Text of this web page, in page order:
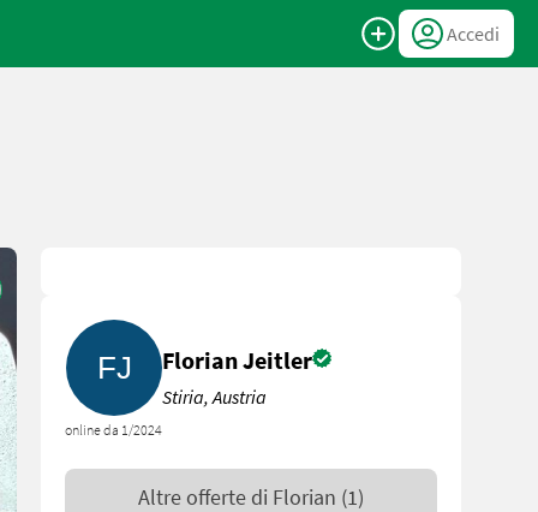
Accedi
online da 1/2024
Florian Jeitler
Stiria, Austria
Altre offerte di Florian (1)